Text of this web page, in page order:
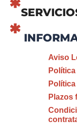
Aviso
Plazos